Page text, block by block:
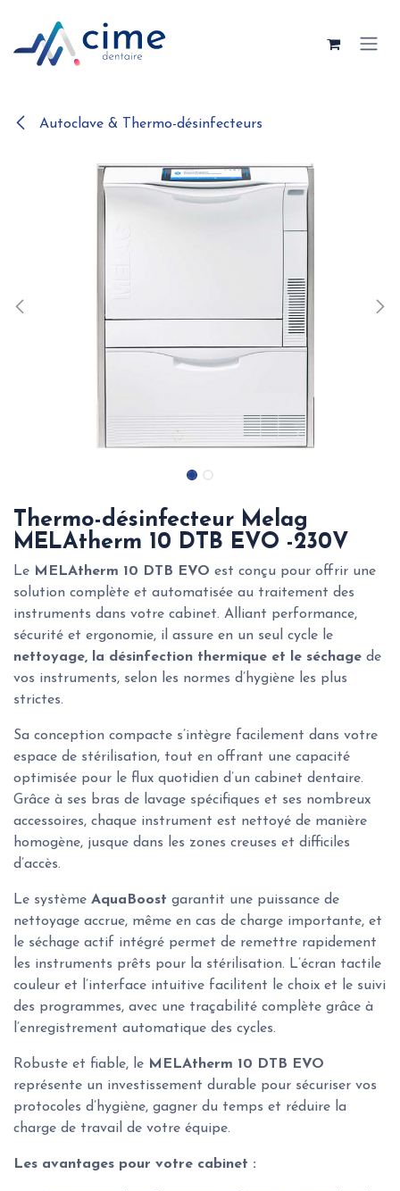
Autoclave & Thermo-désinfecteurs
Thermo-désinfecteur Melag
MELAtherm 10 DTB EVO -230V
Le MELAtherm 10 DTB EVO est conçu pour offrir une
solution complète et automatisée au traitement des
instruments dans votre cabinet. Alliant performance,
sécurité et ergonomie, il assure en un seul cycle le
nettoyage, la désinfection thermique et le séchage de
vos instruments, selon les normes d’hygiène les plus
strictes.
Sa conception compacte s’intègre facilement dans votre
espace de stérilisation, tout en offrant une capacité
optimisée pour le flux quotidien d’un cabinet dentaire.
Grâce à ses bras de lavage spécifiques et ses nombreux
accessoires, chaque instrument est nettoyé de manière
homogène, jusque dans les zones creuses et difficiles
d’accès.
Le système AquaBoost garantit une puissance de
nettoyage accrue, même en cas de charge importante, et
le séchage actif intégré permet de remettre rapidement
les instruments prêts pour la stérilisation. L’écran tactile
couleur et l’interface intuitive facilitent le choix et le suivi
des programmes, avec une traçabilité complète grâce à
l’enregistrement automatique des cycles.
Robuste et fiable, le MELAtherm 10 DTB EVO
représente un investissement durable pour sécuriser vos
protocoles d’hygiène, gagner du temps et réduire la
charge de travail de votre équipe.
Les avantages pour votre cabinet :